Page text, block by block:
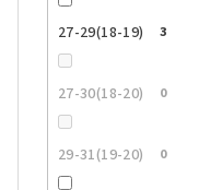
27-29(18-19) 3
27-30(18-20) 0
29-31(19-20) 0